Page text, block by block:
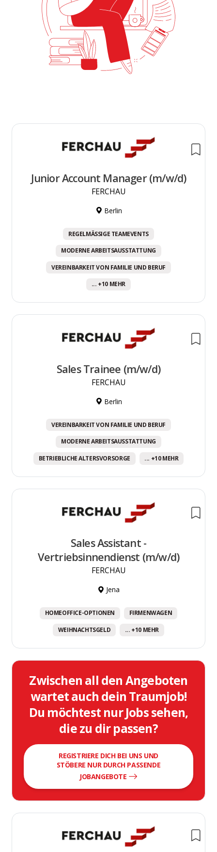
Junior Account Manager (m/w/d)
FERCHAU
Berlin
REGELMÄSSIGE TEAMEVENTS
MODERNE ARBEITSAUSSTATTUNG
VEREINBARKEIT VON FAMILIE UND BERUF
... +10 MEHR
Sales Trainee (m/w/d)
FERCHAU
Berlin
VEREINBARKEIT VON FAMILIE UND BERUF
MODERNE ARBEITSAUSSTATTUNG
BETRIEBLICHE ALTERSVORSORGE ... +10 MEHR
Sales Assistant -
Vertriebsinnendienst (m/w/d)
FERCHAU
Jena
HOMEOFFICE-OPTIONEN FIRMENWAGEN
WEIHNACHTSGELD ... +10 MEHR
Zwischen all den Angeboten
wartet auch dein Traumjob!
Du möchtest nur Jobs sehen,
die zu dir passen?
REGISTRIERE DICH BEI UNS UND
STÖBERE NUR DURCH PASSENDE
JOBANGEBOTE